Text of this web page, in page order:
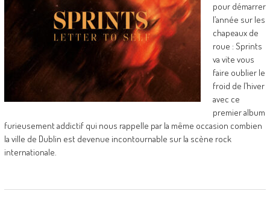
pour démarrer
l’année sur les
chapeaux de
roue : Sprints
va vite vous
faire oublier le
froid de l’hiver
avec ce
premier album
furieusement addictif qui nous rappelle par la même occasion combien
la ville de Dublin est devenue incontournable sur la scène rock
internationale.